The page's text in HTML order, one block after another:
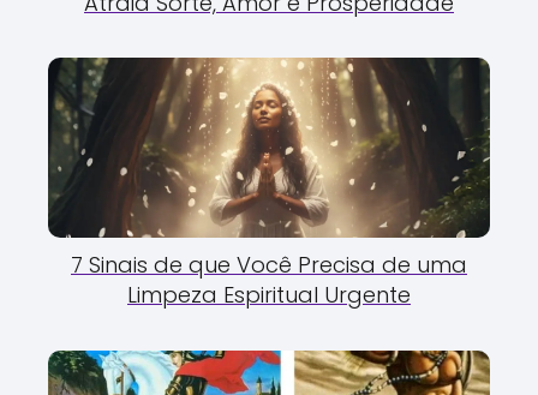
7 Sinais de que Você Precisa de uma
Limpeza Espiritual Urgente